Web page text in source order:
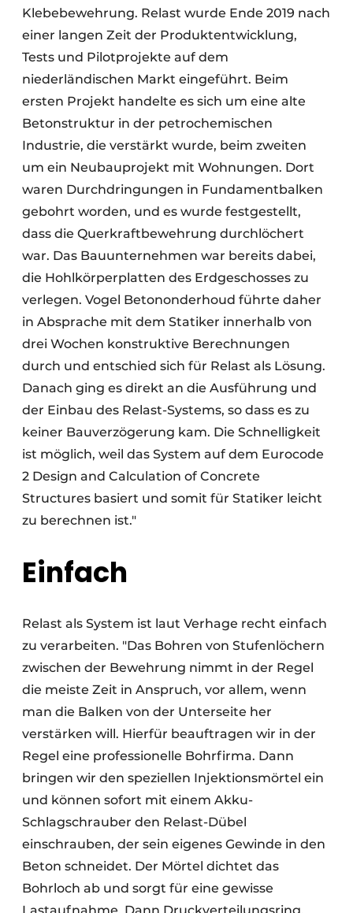
Klebebewehrung. Relast wurde Ende 2019 nach
einer langen Zeit der Produktentwicklung,
Tests und Pilotprojekte auf dem
niederländischen Markt eingeführt. Beim
ersten Projekt handelte es sich um eine alte
Betonstruktur in der petrochemischen
Industrie, die verstärkt wurde, beim zweiten
um ein Neubauprojekt mit Wohnungen. Dort
waren Durchdringungen in Fundamentbalken
gebohrt worden, und es wurde festgestellt,
dass die Querkraftbewehrung durchlöchert
war. Das Bauunternehmen war bereits dabei,
die Hohlkörperplatten des Erdgeschosses zu
verlegen. Vogel Betononderhoud führte daher
in Absprache mit dem Statiker innerhalb von
drei Wochen konstruktive Berechnungen
durch und entschied sich für Relast als Lösung.
Danach ging es direkt an die Ausführung und
der Einbau des Relast-Systems, so dass es zu
keiner Bauverzögerung kam. Die Schnelligkeit
ist möglich, weil das System auf dem Eurocode
2 Design and Calculation of Concrete
Structures basiert und somit für Statiker leicht
zu berechnen ist."
Einfach
Relast als System ist laut Verhage recht einfach
zu verarbeiten. "Das Bohren von Stufenlöchern
zwischen der Bewehrung nimmt in der Regel
die meiste Zeit in Anspruch, vor allem, wenn
man die Balken von der Unterseite her
verstärken will. Hierfür beauftragen wir in der
Regel eine professionelle Bohrfirma. Dann
bringen wir den speziellen Injektionsmörtel ein
und können sofort mit einem Akku-
Schlagschrauber den Relast-Dübel
einschrauben, der sein eigenes Gewinde in den
Beton schneidet. Der Mörtel dichtet das
Bohrloch ab und sorgt für eine gewisse